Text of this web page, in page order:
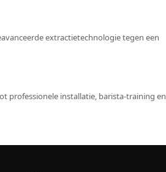
extractietechnologie tegen een
professionele installatie, barista-training en